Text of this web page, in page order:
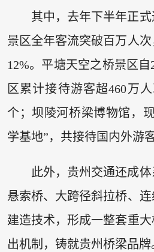
其中，去年下半年正
景区全年客流突破百万人
12%。平塘天空之桥景区
区累计接待游客超460万
个；坝陵河桥梁博物馆，
学基地”，共接待国内外游
此外，贵州交通还成
悬索桥、大跨径斜拉桥、
建造技术，形成一整套重
出机制，铸就贵州桥梁品牌